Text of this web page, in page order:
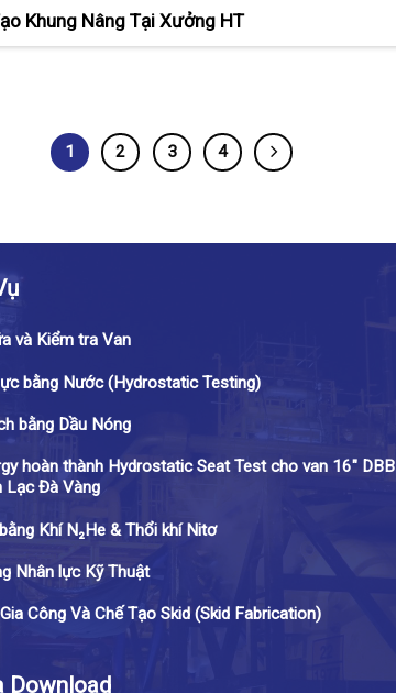
Khung Nâng Tại Xưởng HT
1 2 3 4
và Kiểm tra Van
bằng Nước (Hydrostatic Testing)
bằng Dầu Nóng
hoàn thành Hydrostatic Seat Test cho van 16″ DBB
Lạc Đà Vàng
Khí N₂He & Thổi khí Nitơ
Nhân lực Kỹ Thuật
Công Và Chế Tạo Skid (Skid Fabrication)
Download